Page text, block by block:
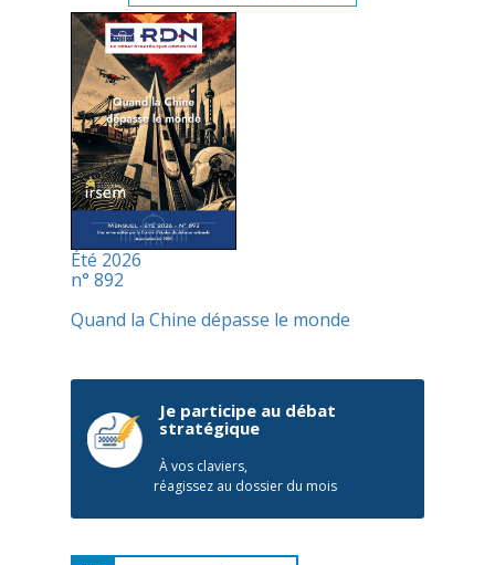
Été 2026
n° 892
Quand la Chine dépasse le monde
Je participe au débat
stratégique
À vos claviers,
réagissez au dossier du mois